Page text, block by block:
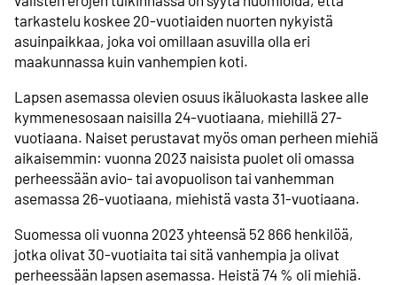
tarkastelu koskee 20-vuotiaiden nuorten nykyistä
asuinpaikkaa, joka voi omillaan asuvilla olla eri
maakunnassa kuin vanhempien koti.
Lapsen asemassa olevien osuus ikäluokasta laskee alle
kymmenesosaan naisilla 24-vuotiaana, miehillä 27-
vuotiaana. Naiset perustavat myös oman perheen miehiä
aikaisemmin: vuonna 2023 naisista puolet oli omassa
perheessään avio- tai avopuolison tai vanhemman
asemassa 26-vuotiaana, miehistä vasta 31-vuotiaana.
Suomessa oli vuonna 2023 yhteensä 52 866 henkilöä,
jotka olivat 30-vuotiaita tai sitä vanhempia ja olivat
perheessään lapsen asemassa. Heistä 74 % oli miehiä.